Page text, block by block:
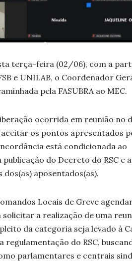
terça-feira (02/06), com a
e UNILAB, o Coordenador
pela FASUBRA ao MEC.
ocorrida em reunião no
os pontos apresentados
está condicionada ao
do Decreto do RSC e
aposentados(as).
Locais de Greve
a realização de uma
da categoria seja levado à
do RSC,
parlamentares e centrais